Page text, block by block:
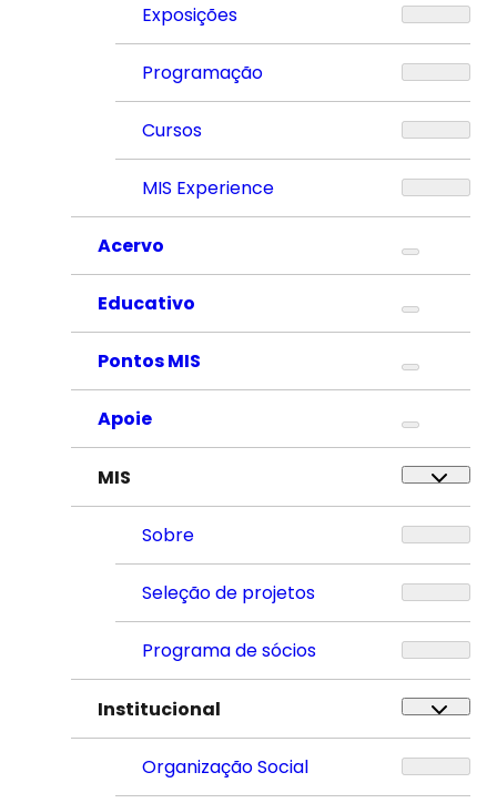
Exposições
Programação
Cursos
MIS Experience
Acervo
Educativo
Pontos MIS
Apoie
MIS
Sobre
Seleção de projetos
Programa de sócios
Institucional
Organização Social